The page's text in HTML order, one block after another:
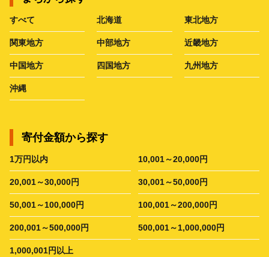
すべて 北海道 東北地方
関東地方 中部地方 近畿地方
中国地方 四国地方 九州地方
沖縄
寄付金額から探す
1万円以内 10,001～20,000円
20,001～30,000円 30,001～50,000円
50,001～100,000円 100,001～200,000円
200,001～500,000円 500,001～1,000,000円
1,000,001円以上